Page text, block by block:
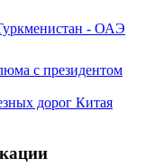
- ОАЭ
с президентом
дорог Китая